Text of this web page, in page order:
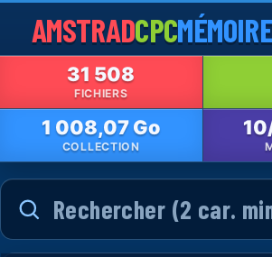
AMSTRADCPCMÉMOIRE
31 508
FICHIERS
1 008,07 Go
COLLECTION